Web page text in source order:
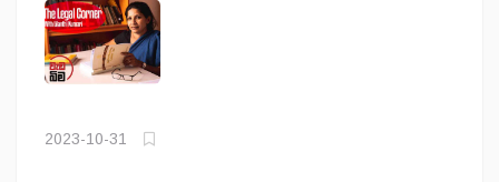
2023-10-31